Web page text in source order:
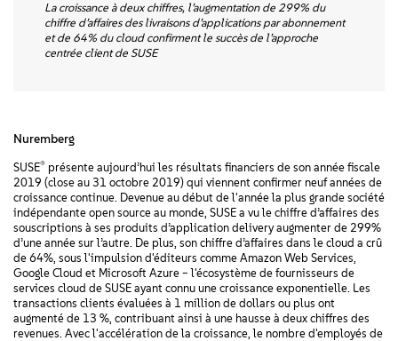
La croissance à deux chiffres, l’augmentation de 299% du
chiffre d’affaires des livraisons d’applications par abonnement
et de 64% du cloud confirment le succès de l’approche
centrée client de SUSE
Nuremberg
SUSE® présente aujourd’hui les résultats financiers de son année fiscale
2019 (close au 31 octobre 2019) qui viennent confirmer neuf années de
croissance continue. Devenue au début de l'année la plus grande société
indépendante open source au monde, SUSE a vu le chiffre d’affaires des
souscriptions à ses produits d’application delivery augmenter de 299%
d’une année sur l’autre. De plus, son chiffre d’affaires dans le cloud a crû
de 64%, sous l'impulsion d'éditeurs comme Amazon Web Services,
Google Cloud et Microsoft Azure – l'écosystème de fournisseurs de
services cloud de SUSE ayant connu une croissance exponentielle. Les
transactions clients évaluées à 1 million de dollars ou plus ont
augmenté de 13 %, contribuant ainsi à une hausse à deux chiffres des
revenues. Avec l'accélération de la croissance, le nombre d'employés de